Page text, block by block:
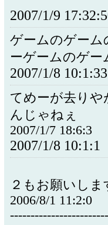
2007/1/9
ゲームのゲー
ーゲームのゲー
2007/1/8 10:1:33
てめーが去り
んじゃねぇ
2007/1/7 18:6:3
2007/1/8 10:1:1
２もお願いしま
2006/8/1 11:2:0